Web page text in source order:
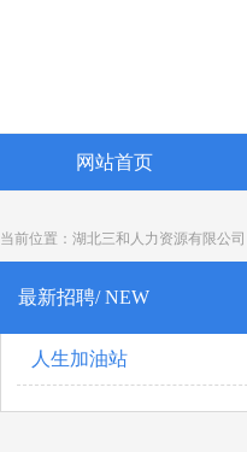
网站首页
当前位置： 湖北三和人力资源有限公司
最新招聘/ NEW
人生加油站